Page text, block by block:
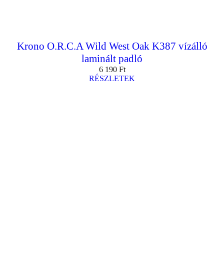
Krono O.R.C.A Wild West Oak K387 vízálló
laminált padló
6 190 Ft
RÉSZLETEK